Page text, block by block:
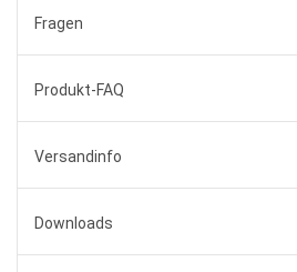
Fragen
Produkt-FAQ
Versandinfo
Downloads